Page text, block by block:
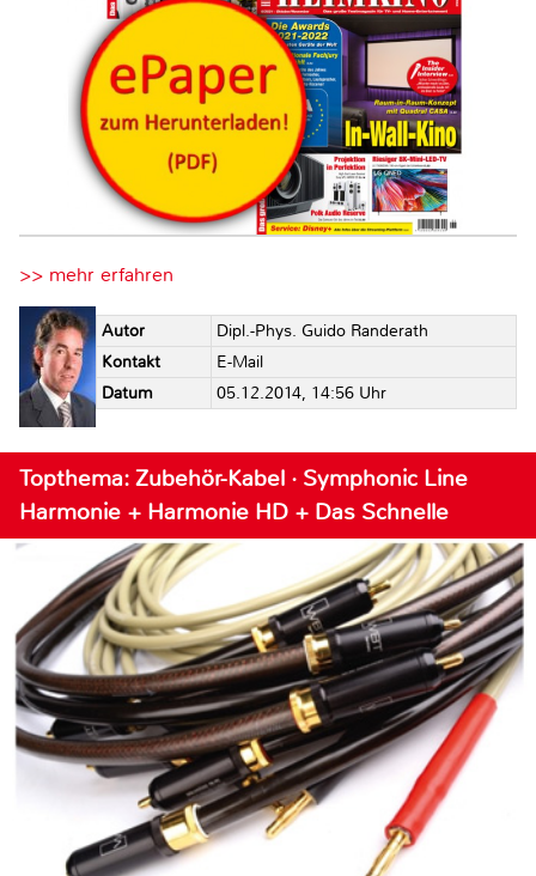
>> mehr erfahren
Autor
Dipl.-Phys. Guido Randerath
Kontakt
E-Mail
Datum
05.12.2014, 14:56 Uhr
Topthema: Zubehör-Kabel · Symphonic Line
Harmonie + Harmonie HD + Das Schnelle